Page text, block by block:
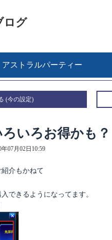
ログ
アストラルパーティー
いろお得かも？
年07月02日10:59
介もかねて
できるようになってます。